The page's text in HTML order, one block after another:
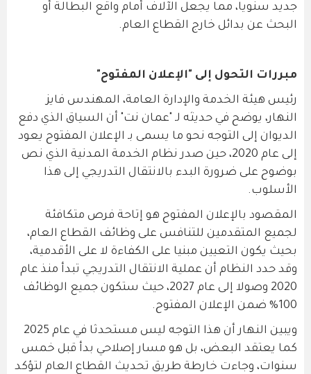
جديد سنويا، مما يجعل الآلاف أمام واقع البطالة أو
البحث عن بدائل خارج القطاع العام.
مبررات التحول إلى "الإعلان المفتوح"
رئيس هيئة الخدمة والإدارة العامة، المهندس فايز
النهار، يوضح في حديثه لـ "عمان نت" أن السياق الذي دفع
الديوان إلى التوجه نحو ما يسمى بـ الإعلان المفتوح يعود
إلى عام 2020، حين صدر نظام الخدمة المدنية الذي نص
بوضوح على ضرورة البدء بالانتقال التدريجي إلى هذا
الأسلوب.
المقصود بالإعلان المفتوح هو إتاحة فرص متكافئة
لجميع المتقدمين للتنافس على وظائف القطاع العام،
بحيث يكون التعيين مبنيا على الكفاءة لا على الأقدمية،
وقد حدد النظام أن عملية الانتقال التدريجي تبدأ منذ عام
2020 وصولا إلى عام 2027، حيث ستكون جميع الوظائف
100% ضمن الإعلان المفتوح.
ويبين النهار أن هذا التوجه ليس مستحدثا في عام 2025
كما يعتقد البعض، بل هو مسار إصلاحي بدأ قبل خمس
سنوات، وجاءت خارطة طريق تحديث القطاع العام لتؤكد